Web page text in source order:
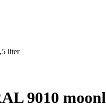
liter
9010